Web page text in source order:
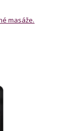
masáže.